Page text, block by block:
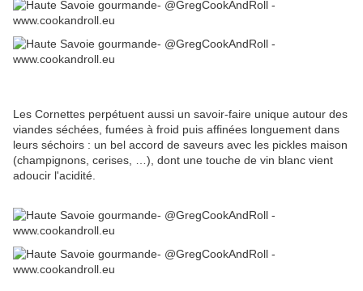
Les Cornettes perpétuent aussi un savoir-faire unique autour des
viandes séchées, fumées à froid puis affinées longuement dans
leurs séchoirs : un bel accord de saveurs avec les pickles maison
(champignons, cerises, …), dont une touche de vin blanc vient
adoucir l'acidité.